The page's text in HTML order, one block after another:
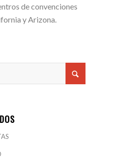
de convenciones
y Arizona.